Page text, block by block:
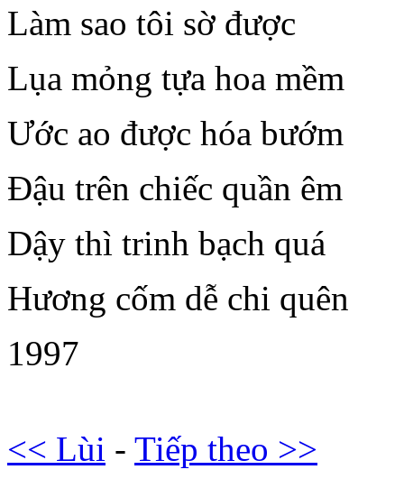
Làm sao tôi sờ được
Lụa mỏng tựa hoa mềm
Ước ao được hóa bướm
Đậu trên chiếc quần êm
Dậy thì trinh bạch quá
Hương cốm dễ chi quên
1997
<< Lùi - Tiếp theo >>